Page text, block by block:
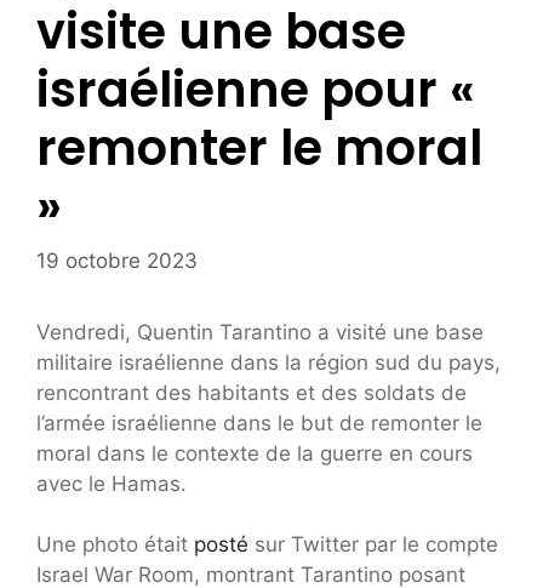
visite une base
israélienne pour «
remonter le moral
»
19 octobre 2023
Vendredi, Quentin Tarantino a visité une base
militaire israélienne dans la région sud du pays,
rencontrant des habitants et des soldats de
l’armée israélienne dans le but de remonter le
moral dans le contexte de la guerre en cours
avec le Hamas.
Une photo était posté sur Twitter par le compte
Israel War Room, montrant Tarantino posant